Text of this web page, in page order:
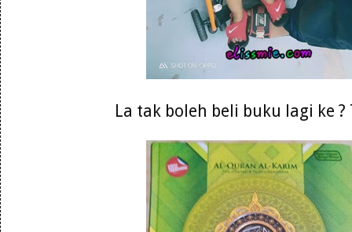
La tak boleh beli buku lagi ke ?